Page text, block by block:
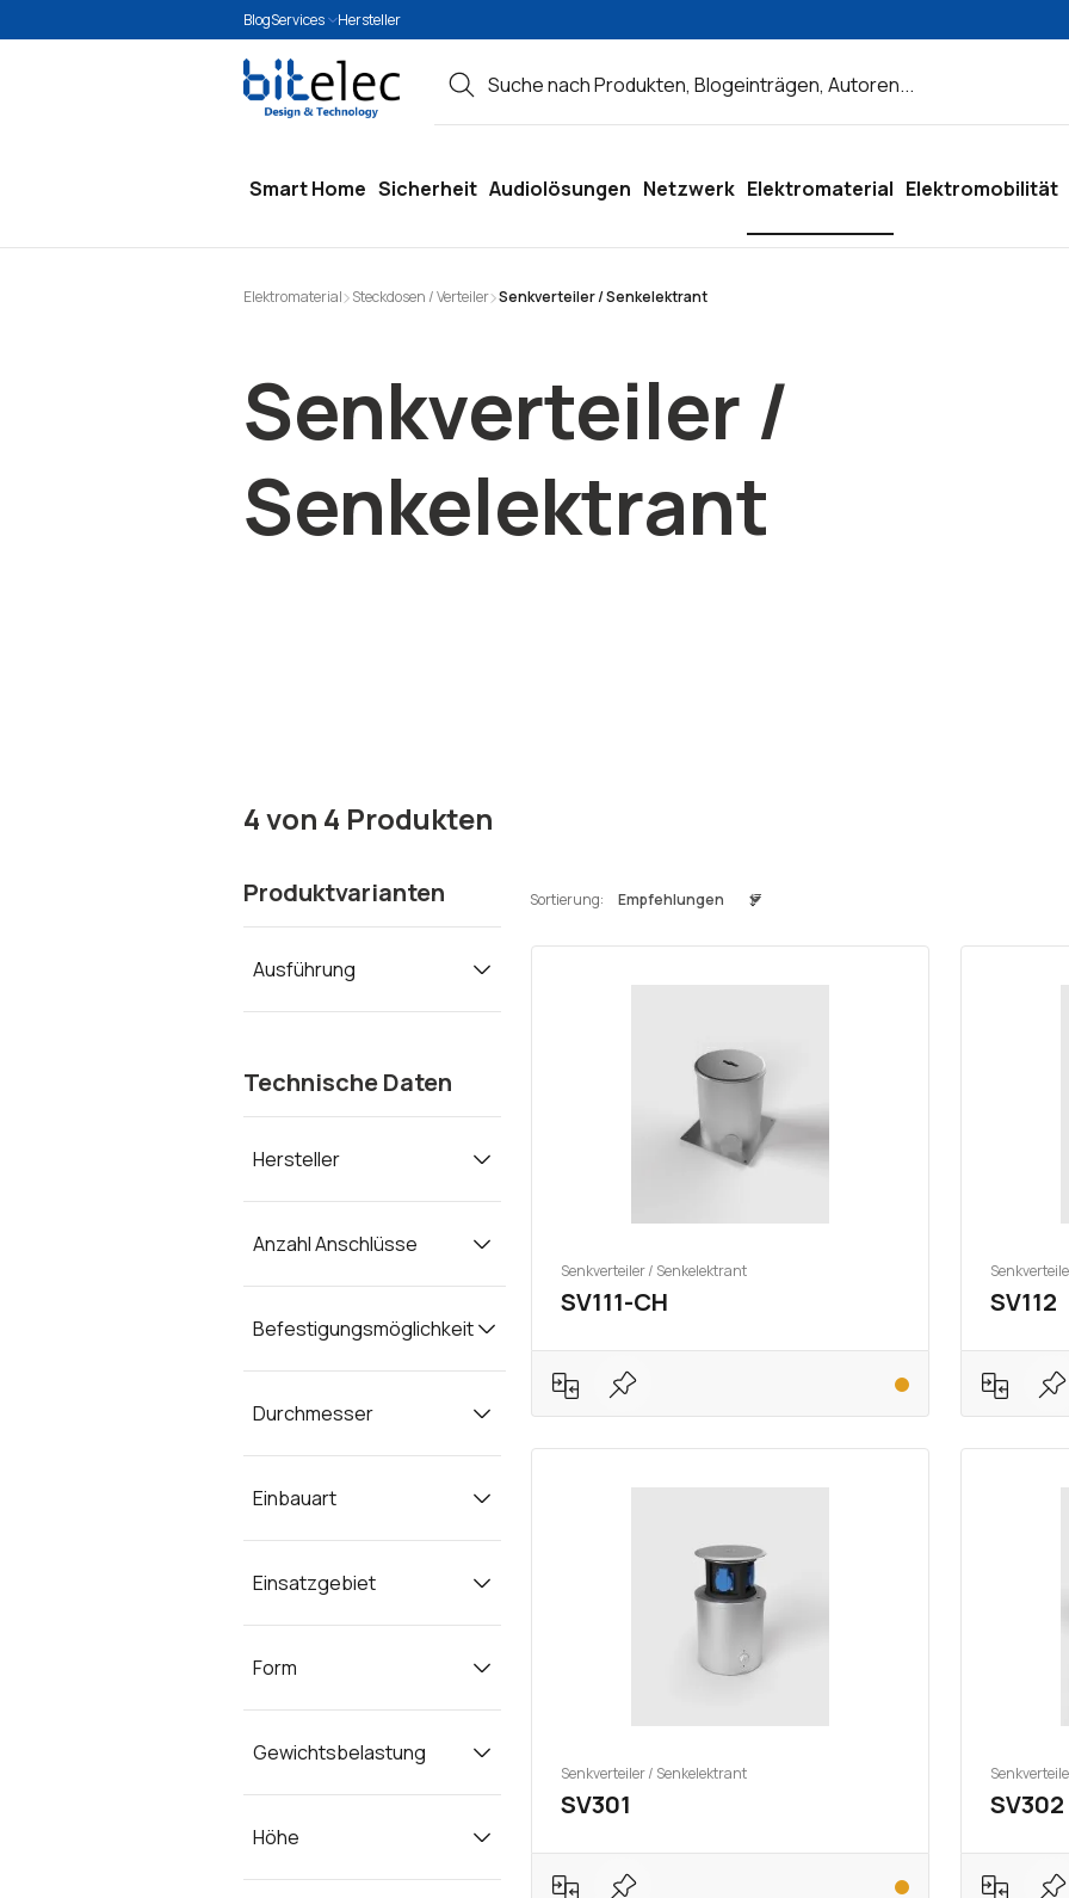
Zur Hauptnavigation springen
BlogServices Hersteller
Smart Home Sicherheit Audiolösungen Netzwerk Elektromaterial Elektromobilität
Elektromaterial Steckdosen / Verteiler Senkverteiler / Senkelektrant
Senkverteiler /
Senkelektrant
4von 4 Produkten
Produktvarianten
Ausführung
Technische Daten
Hersteller
Anzahl Anschlüsse
Befestigungsmöglichkeit
Durchmesser
Einbauart
Einsatzgebiet
Form
Gewichtsbelastung
Höhe
Sortierung:
Senkverteiler / Senkelektrant
SV111-CH SV112
Senkverteiler / Senkelektrant
SV301 SV302